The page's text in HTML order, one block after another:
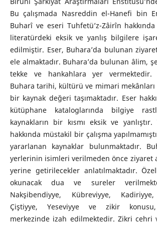
Bu çalışmada Nasreddin el-Hanefi bin
Buharî ve eseri Tuhfetü’z-Zâirîn
literatürdeki eksik ve yanlış bilgilere
edilmiştir. Eser, Buhara’da bulunan
ele almaktadır. Buhara’da bulunan âlim,
tekke ve hankahlara yer vermektedir.
Buhara tarihi, kültürü ve mimari mekânları
bir kaynak değeri taşımaktadır. Eser
kütüphane kataloglarında bilgiye
kaynakların bir kısmı eksik ve yanlıştır.
hakkında müstakil bir çalışma
yararlanan kaynaklar bulunmaktadır.
yerlerinin isimleri verilmeden önce ziyaret
yerine getirilecekler anlatılmaktadır.
okunacak dua ve sureler
Nakşibendiyye, Kübreviyye,
Çiştiyye, Yeseviyye ve zikir konusu,
merkezinde izah edilmektedir. Zikri cehri